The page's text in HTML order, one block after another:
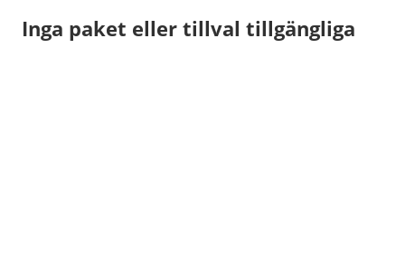
Inga paket eller tillval tillgängliga